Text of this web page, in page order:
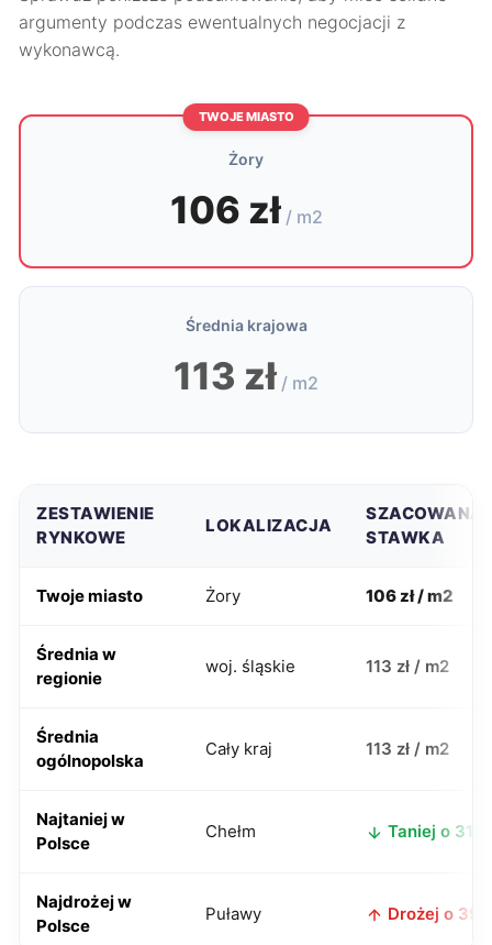
argumenty podczas ewentualnych negocjacji z
wykonawcą.
TWOJE MIASTO
Żory
106 zł / m2
Średnia krajowa
113 zł / m2
ZESTAWIENIE
RYNKOWE
LOKALIZACJA
SZACOWANA
STAWKA
Twoje miasto Żory 106 zł / m2
Średnia w
regionie
woj. śląskie 113 zł / m2
Średnia
ogólnopolska
Cały kraj 113 zł / m2
Najtaniej w
Polsce
Chełm Taniej o 31 zł
Najdrożej w
Polsce
Puławy Drożej o 39